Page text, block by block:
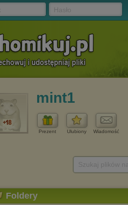
mint1
Prezent Ulubiony Wiadomość
Foldery